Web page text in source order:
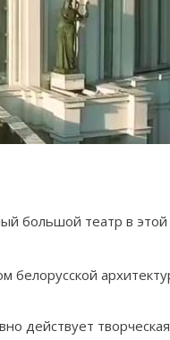
большой театр в этой
белорусской
действует